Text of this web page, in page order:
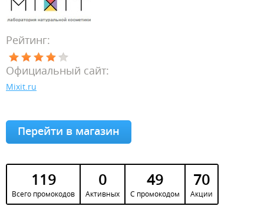
Рейтинг:
Официальный сайт:
Mixit.ru
Перейти в магазин
119
Всего промокодов
0
Активных
49
С промокодом
70
Акции